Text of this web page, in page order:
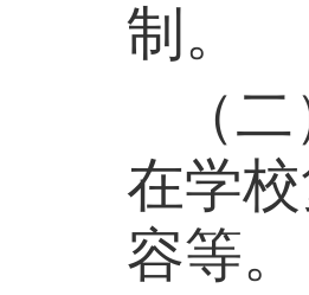
制。
（
在学
容等。